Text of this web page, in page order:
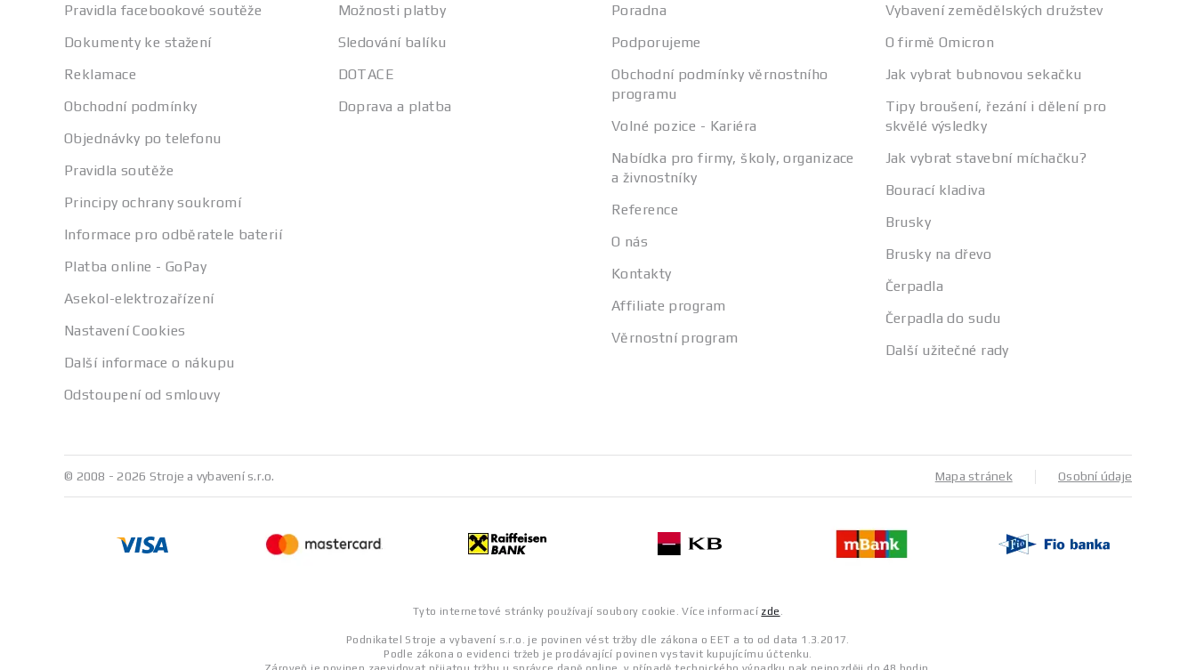
Magnum
Telwin
Unicraft®
VECTOR WELDING
Vítkovice HTB
Weldas
ČERVA EXPORT IMPORT
a.s.
Pravidla facebookové soutěže
Dokumenty ke stažení
Reklamace
Obchodní podmínky
Objednávky po telefonu
Pravidla soutěže
Principy ochrany soukromí
Informace pro odběratele baterií
Platba online - GoPay
Asekol-elektrozařízení
Nastavení Cookies
Další informace o nákupu
Odstoupení od smlouvy
Možnosti platby
Sledování balíku
DOTACE
Doprava a platba
Poradna
Podporujeme
Obchodní podmínky věrnostního
programu
Volné pozice - Kariéra
Nabídka pro firmy, školy, organizace
a živnostníky
Reference
O nás
Kontakty
Affiliate program
Věrnostní program
Vybavení zemědělských družstev
O firmě Omicron
Jak vybrat bubnovou sekačku
Tipy broušení, řezání i dělení pro
skvělé výsledky
Jak vybrat stavební míchačku?
Bourací kladiva
Brusky
Brusky na dřevo
Čerpadla
Čerpadla do sudu
Další užitečné rady
© 2008 - 2026 Stroje a vybavení s.r.o. Mapa stránek Osobní údaje
Tyto internetové stránky používají soubory cookie. Více informací zde .
Podnikatel Stroje a vybavení s.r.o. je povinen vést tržby dle zákona o EET a to od data 1.3.2017.
Podle zákona o evidenci tržeb je prodávající povinen vystavit kupujícímu účtenku.